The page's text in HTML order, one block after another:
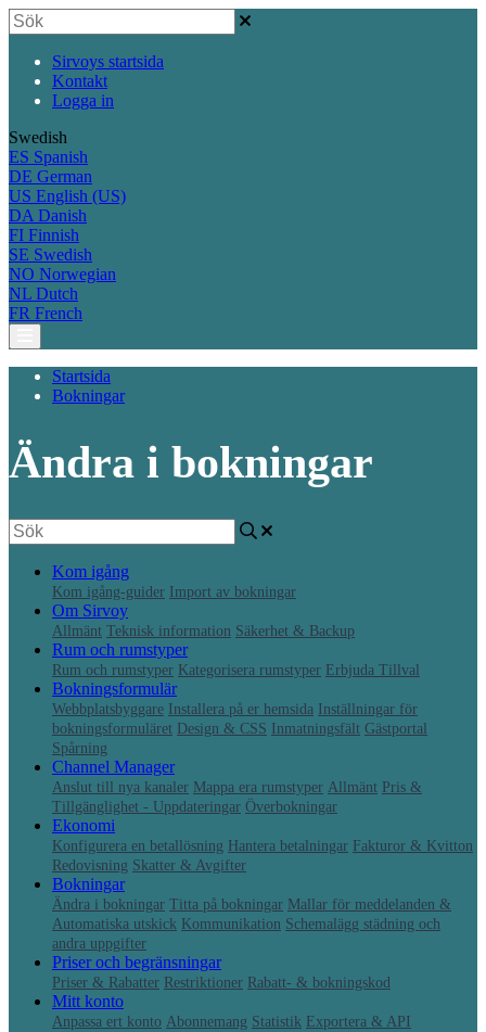
Sirvoys startsida
Kontakt
Logga in
Swedish
ES Spanish
DE German
US English (US)
DA Danish
FI Finnish
SE Swedish
NO Norwegian
NL Dutch
FR French
Startsida
Bokningar
Ändra i bokningar
Kom igång
Kom igång-guider Import av bokningar
Om Sirvoy
Allmänt Teknisk information Säkerhet & Backup
Rum och rumstyper
Rum och rumstyper Kategorisera rumstyper Erbjuda Tillval
Bokningsformulär
Webbplatsbyggare Installera på er hemsida Inställningar för
bokningsformuläret Design & CSS Inmatningsfält Gästportal
Spårning
Channel Manager
Anslut till nya kanaler Mappa era rumstyper Allmänt Pris &
Tillgänglighet - Uppdateringar Överbokningar
Ekonomi
Konfigurera en betallösning Hantera betalningar Fakturor & Kvitton
Redovisning Skatter & Avgifter
Bokningar
Ändra i bokningar Titta på bokningar Mallar för meddelanden &
Automatiska utskick Kommunikation Schemalägg städning och
andra uppgifter
Priser och begränsningar
Priser & Rabatter Restriktioner Rabatt- & bokningskod
Mitt konto
Anpassa ert konto Abonnemang Statistik Exportera & API